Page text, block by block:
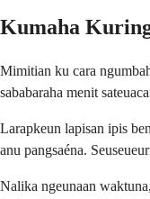
Kumaha
Mimitian ku cara
sababaraha menit
Larapkeun lapisan ipis
anu pangsaéna.
Nalika ngeunaan